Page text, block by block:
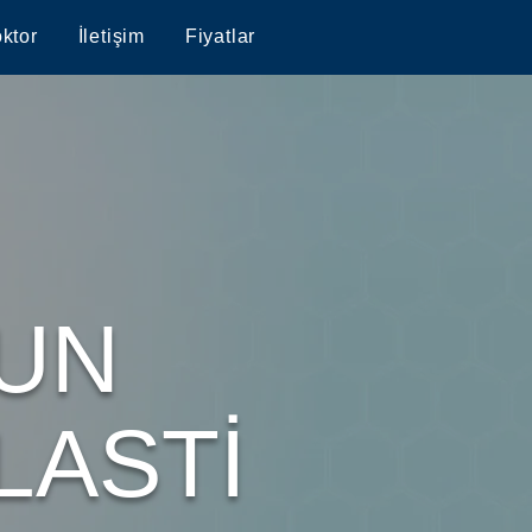
İletişim Fiyatlar